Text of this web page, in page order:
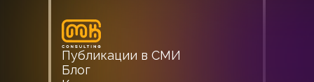
Публикации в СМИ
Блог